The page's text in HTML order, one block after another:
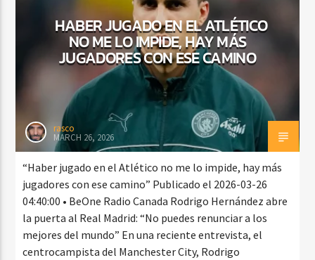
CURRENT SHOW
VIBRAS TROPICALES
2:00 AM 4:00 AM
Beone Radio
HABER JUGADO EN EL ATLÉTICO
NO ME LO IMPIDE, HAY MÁS
JUGADORES CON ESE CAMINO
rasco
MARCH 26, 2026
“Haber jugado en el Atlético no me lo impide, hay más
jugadores con ese camino” Publicado el 2026-03-26
04:40:00 • BeOne Radio Canada Rodrigo Hernández abre
la puerta al Real Madrid: “No puedes renunciar a los
mejores del mundo” En una reciente entrevista, el
centrocampista del Manchester City, Rodrigo